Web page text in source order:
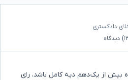
دادگستری
دیدگاه
بیش از یک‌دهم دیه کامل باشد، رای